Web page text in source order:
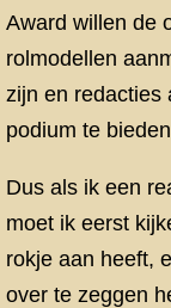
Award willen de
rolmodellen
zijn en redacties
podium te
Dus als ik een
moet ik eerst
rokje aan heeft,
over te zeggen